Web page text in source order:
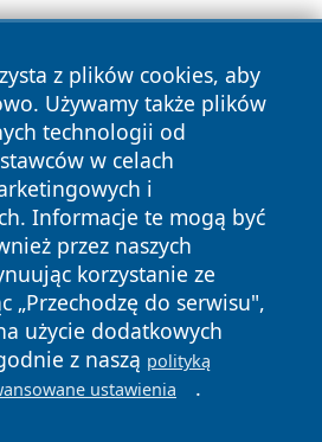
z plików cookies, aby
Używamy także plików
technologii od
w celach
i
Informacje te mogą być
przez naszych
korzystanie ze
„Przechodzę do serwisu",
użycie dodatkowych
z naszą polityką
ustawienia .
Wszystkie prawa
Polityka
Cookies